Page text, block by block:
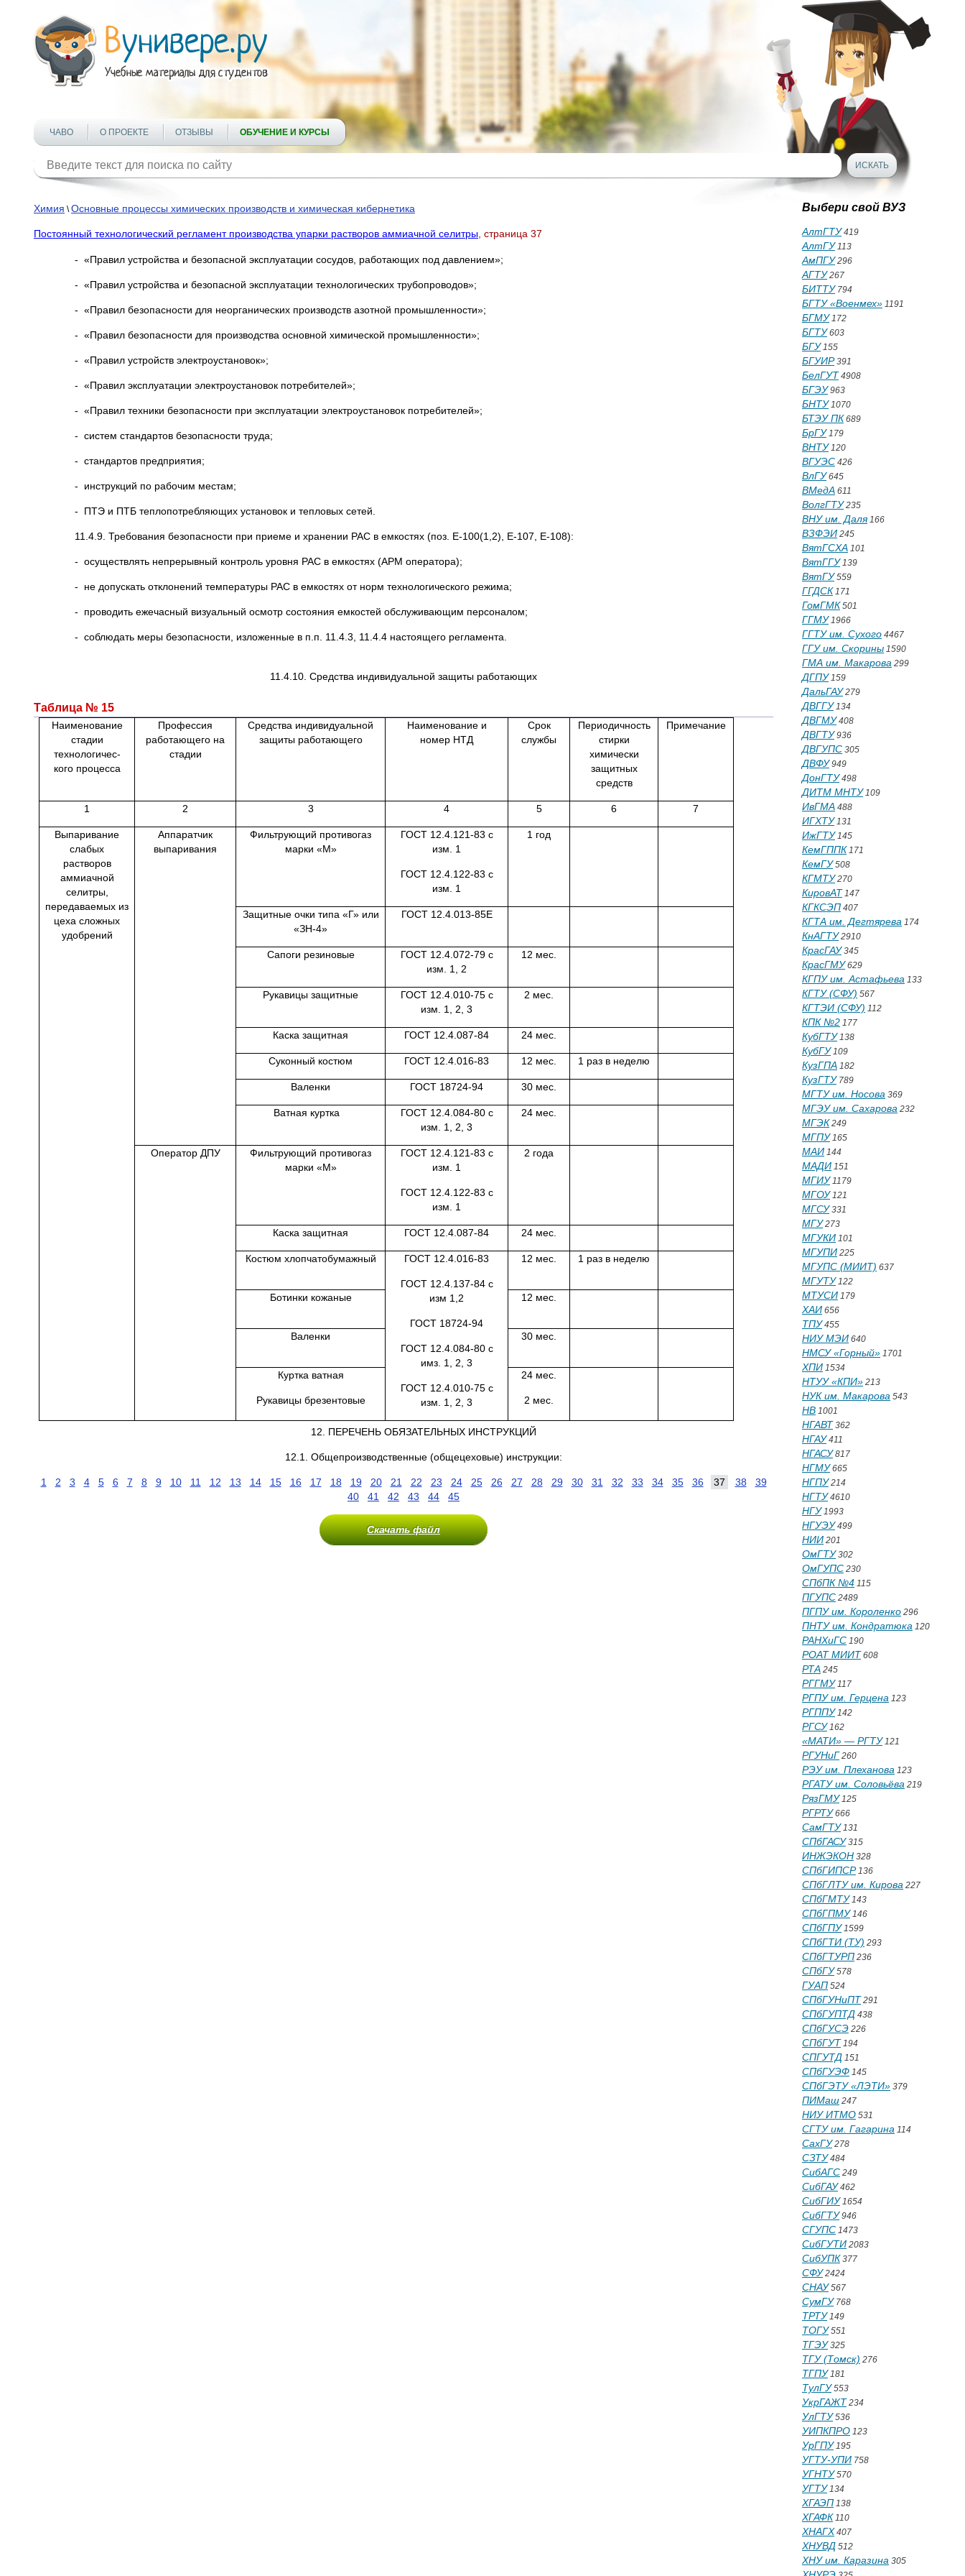
ЧАВО О ПРОЕКТЕ ОТЗЫВЫ ОБУЧЕНИЕ И КУРСЫ
Химия \Основные процессы химических производств и химическая кибернетика
Постоянный технологический регламент производства упарки растворов аммиачной селитры , страница 37
- «Правил устройства и безопасной эксплуатации сосудов, работающих под давлением»;
- «Правил устройства и безопасной эксплуатации технологических трубопроводов»;
- «Правил безопасности для неорганических производств азотной промышленности»;
- «Правил безопасности для производства основной химической промышленности»;
- «Правил устройств электроустановок»;
- «Правил эксплуатации электроустановок потребителей»;
- «Правил техники безопасности при эксплуатации электроустановок потребителей»;
- систем стандартов безопасности труда;
- стандартов предприятия;
- инструкций по рабочим местам;
- ПТЭ и ПТБ теплопотребляющих установок и тепловых сетей.
11.4.9. Требования безопасности при приеме и хранении РАС в емкостях (поз. Е-100(1,2), Е-107, Е-108):
- осуществлять непрерывный контроль уровня РАС в емкостях (АРМ оператора);
- не допускать отклонений температуры РАС в емкостях от норм технологического режима;
- проводить ежечасный визуальный осмотр состояния емкостей обслуживающим персоналом;
- соблюдать меры безопасности, изложенные в п.п. 11.4.3, 11.4.4 настоящего регламента.
11.4.10. Средства индивидуальной защиты работающих
Таблица № 15
Наименование
стадии
технологичес-
кого процесса
Профессия
работающего на
стадии
Средства индивидуальной
защиты работающего
Наименование и
номер НТД
Срок
службы
Периодичность
стирки
химически
защитных
средств
Примечание
1 2 3 4 5 6 7
Выпаривание
слабых
растворов
аммиачной
селитры,
передаваемых из
цеха сложных
удобрений
Аппаратчик
выпаривания
Фильтрующий противогаз
марки «М»
ГОСТ 12.4.121-83 с
изм. 1
ГОСТ 12.4.122-83 с
изм. 1
1 год
Защитные очки типа «Г» или
«ЗН-4»
ГОСТ 12.4.013-85Е
Сапоги резиновые
ГОСТ 12.4.072-79 с
изм. 1, 2
12 мес.
Рукавицы защитные
ГОСТ 12.4.010-75 с
изм. 1, 2, 3
2 мес.
Каска защитная ГОСТ 12.4.087-84 24 мес.
Суконный костюм ГОСТ 12.4.016-83 12 мес. 1 раз в неделю
Валенки ГОСТ 18724-94 30 мес.
Ватная куртка
ГОСТ 12.4.084-80 с
изм. 1, 2, 3
24 мес.
Оператор ДПУ
Фильтрующий противогаз
марки «М»
ГОСТ 12.4.121-83 с
изм. 1
ГОСТ 12.4.122-83 с
изм. 1
2 года
Каска защитная ГОСТ 12.4.087-84 24 мес.
Костюм хлопчатобумажный ГОСТ 12.4.016-83
ГОСТ 12.4.137-84 с
изм 1,2
ГОСТ 18724-94
ГОСТ 12.4.084-80 с
имз. 1, 2, 3
ГОСТ 12.4.010-75 с
изм. 1, 2, 3
12 мес. 1 раз в неделю
Ботинки кожаные 12 мес.
Валенки 30 мес.
Куртка ватная
Рукавицы брезентовые
24 мес.
2 мес.
12. ПЕРЕЧЕНЬ ОБЯЗАТЕЛЬНЫХ ИНСТРУКЦИЙ
12.1. Общепроизводственные (общецеховые) инструкции:
1 2 3 4 5 6 7 8 9 10 11 12 13 14 15 16 17 18 19 20 21 22 23 24 25 26 27 28 29 30 31 32 33 34 35 36 37 38
39
40
41 42 43 44 45
Скачать файл
Выбери свой ВУЗ
АлтГТУ419
АлтГУ113
АмПГУ296
АГТУ267
БИТТУ794
БГТУ «Военмех» 1191
БГМУ172
БГТУ603
БГУ155
БГУИР391
БелГУТ 4908
БГЭУ963
БНТУ1070
БТЭУ ПК 689
БрГУ179
ВНТУ120
ВГУЭС 426
ВлГУ645
ВМедА 611
ВолгГТУ235
ВНУ им. Даля166
ВЗФЭИ 245
ВятГСХА 101
ВятГГУ139
ВятГУ559
ГГДСК 171
ГомГМК 501
ГГМУ1966
ГГТУ им. Сухого 4467
ГГУ им. Скорины 1590
ГМА им. Макарова 299
ДГПУ159
ДальГАУ279
ДВГГУ134
ДВГМУ408
ДВГТУ936
ДВГУПС 305
ДВФУ949
ДонГТУ498
ДИТМ МНТУ109
ИвГМА 488
ИГХТУ131
ИжГТУ145
КемГППК 171
КемГУ508
КГМТУ270
КировАТ 147
КГКСЭП 407
КГТА им. Дегтярева 174
КнАГТУ2910
КрасГАУ345
КрасГМУ629
КГПУ им. Астафьева 133
КГТУ (СФУ) 567
КГТЭИ (СФУ) 112
КПК №2 177
КубГТУ138
КубГУ109
КузГПА 182
КузГТУ789
МГТУ им. Носова 369
МГЭУ им. Сахарова 232
МГЭК 249
МГПУ165
МАИ 144
МАДИ 151
МГИУ1179
МГОУ121
МГСУ331
МГУ273
МГУКИ 101
МГУПИ 225
МГУПС (МИИТ) 637
МГУТУ122
МТУСИ 179
ХАИ 656
ТПУ455
НИУ МЭИ 640
НМСУ «Горный» 1701
ХПИ 1534
НТУУ «КПИ» 213
НУК им. Макарова 543
НВ 1001
НГАВТ 362
НГАУ411
НГАСУ817
НГМУ665
НГПУ214
НГТУ4610
НГУ1993
НГУЭУ499
НИИ 201
ОмГТУ302
ОмГУПС 230
СПбПК №4 115
ПГУПС 2489
ПГПУ им. Короленко 296
ПНТУ им. Кондратюка 120
РАНХиГС 190
РОАТ МИИТ 608
РТА 245
РГГМУ117
РГПУ им. Герцена 123
РГППУ142
РГСУ162
«МАТИ» — РГТУ121
РГУНиГ 260
РЭУ им. Плеханова 123
РГАТУ им. Соловьёва 219
РязГМУ125
РГРТУ666
СамГТУ131
СПбГАСУ315
ИНЖЭКОН 328
СПбГИПСР136
СПбГЛТУ им. Кирова 227
СПбГМТУ143
СПбГПМУ146
СПбГПУ1599
СПбГТИ (ТУ) 293
СПбГТУРП 236
СПбГУ578
ГУАП 524
СПбГУНиПТ 291
СПбГУПТД 438
СПбГУСЭ 226
СПбГУТ 194
СПГУТД 151
СПбГУЭФ 145
СПбГЭТУ «ЛЭТИ» 379
ПИМаш 247
НИУ ИТМО 531
СГТУ им. Гагарина 114
СахГУ278
СЗТУ484
СибАГС 249
СибГАУ462
СибГИУ1654
СибГТУ946
СГУПС 1473
СибГУТИ 2083
СибУПК 377
СФУ2424
СНАУ567
СумГУ768
ТРТУ149
ТОГУ551
ТГЭУ325
ТГУ (Томск) 276
ТГПУ181
ТулГУ553
УкрГАЖТ 234
УлГТУ536
УИПКПРО 123
УрГПУ195
УГТУ-УПИ 758
УГНТУ570
УГТУ134
ХГАЭП 138
ХГАФК 110
ХНАГХ 407
ХНУВД 512
ХНУ им. Каразина 305